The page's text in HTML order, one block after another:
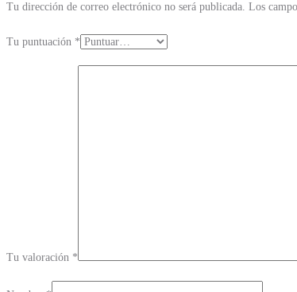
Tu dirección de correo electrónico no será publicada. Los
Tu puntuación *
Tu valoración *